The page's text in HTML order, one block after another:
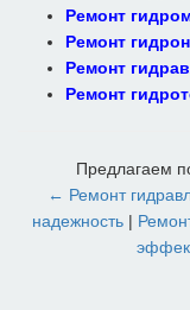
Ремонт
Ремонт
Ремонт
Ремонт
Предлагаем
← Ремонт
надежность|